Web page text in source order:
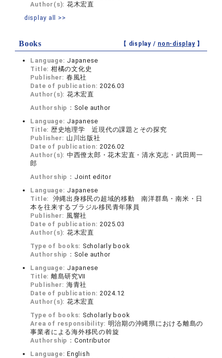
Author(s): 花木宏直
display all >>
Books 【 display / non-display】
Language: Japanese
Title: 柑橘の文化史
Publisher: 春風社
Date of publication:2026.03
Author(s): 花木宏直
Authorship： Sole author
Language: Japanese
Title: 歴史地理学 近現代の課題とその探究
Publisher: 山川出版社
Date of publication:2026.02
Author(s): 中西僚太郎・花木宏直・清水克志・武田周一
郎
Authorship： Joint editor
Language: Japanese
Title:
沖縄出身移民の超域的移動 南洋群島・南米・日
本を往来するブラジル移民青年隊員
Publisher: 風響社
Date of publication:2025.03
Author(s): 花木宏直
Type of books: Scholarly book
Authorship： Sole author
Language: Japanese
Title: 離島研究Ⅶ
Publisher: 海青社
Date of publication:2024.12
Author(s): 花木宏直
Type of books: Scholarly book
Area of responsibility: 明治期の沖縄県における離島の
事業者による海外移民の斡旋
Authorship： Contributor
Language:English